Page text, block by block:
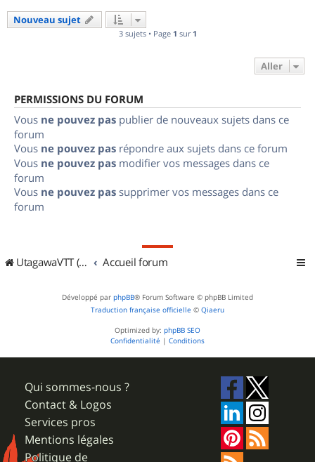
Nouveau sujet
3 sujets • Page 1 sur 1
Aller
PERMISSIONS DU FORUM
Vous ne pouvez pas publier de nouveaux sujets dans ce
forum
Vous ne pouvez pas répondre aux sujets dans ce forum
Vous ne pouvez pas modifier vos messages dans ce
forum
Vous ne pouvez pas supprimer vos messages dans ce
forum
UtagawaVTT (Randos VTT et VTTAE avec traces GPS) Accueil forum
Développé par phpBB® Forum Software © phpBB Limited
Traduction française officielle © Qiaeru
Optimized by: phpBB SEO
Confidentialité | Conditions
Qui sommes-nous ?
Contact & Logos
Services pros
Mentions légales
Politique de